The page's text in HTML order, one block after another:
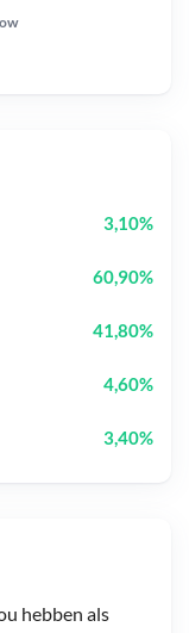
hebben als
3,10%
60,90%
41,80%
4,60%
3,40%